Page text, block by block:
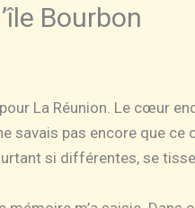
Bourbon
La Réunion. Le cœur
savais pas encore que ce
si différentes, se